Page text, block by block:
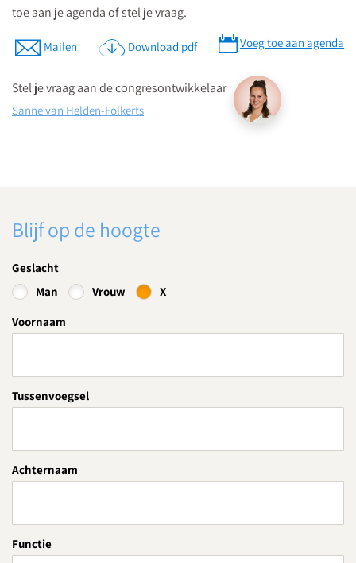
toe aan je agenda of stel je vraag.
Mailen Download pdf Voeg toe aan agenda
Stel je vraag aan de congresontwikkelaar
Sanne van Helden-Folkerts
Blijf op de hoogte
Geslacht
Man
Vrouw
X
Voornaam
Tussenvoegsel
Achternaam
Functie